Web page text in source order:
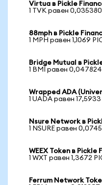
Virtua в Pickle
1 TVK равен
88mph в Pickle
1 MPH равен 1,1069
Bridge Mutual в
1 BMI равен
Wrapped ADA
1 UADA равен
Nsure Network в
1 NSURE равен
WEEX Token в Pickle
1 WXT равен 1,3672
Ferrum Network